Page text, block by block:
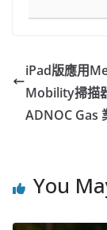
iPad版應用
Mobility掃描
ADNOC Gas
You